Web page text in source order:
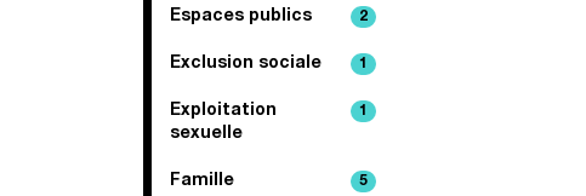
2
Espaces publics
1
Exclusion sociale
1
Exploitation
sexuelle
5
Famille